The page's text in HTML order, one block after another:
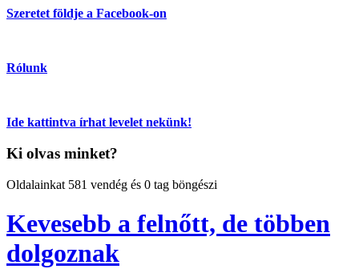
Szeretet földje a Facebook-on
Rólunk
Ide kattintva írhat levelet nekünk!
Ki olvas minket?
Oldalainkat 581 vendég és 0 tag böngészi
Kevesebb a felnőtt, de többen
dolgoznak